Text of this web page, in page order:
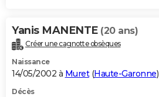
Yanis MANENTE (20 ans)
Créer une cagnotte obsèques
Naissance
14/05/2002 à Muret(Haute-Garonne)
Décès